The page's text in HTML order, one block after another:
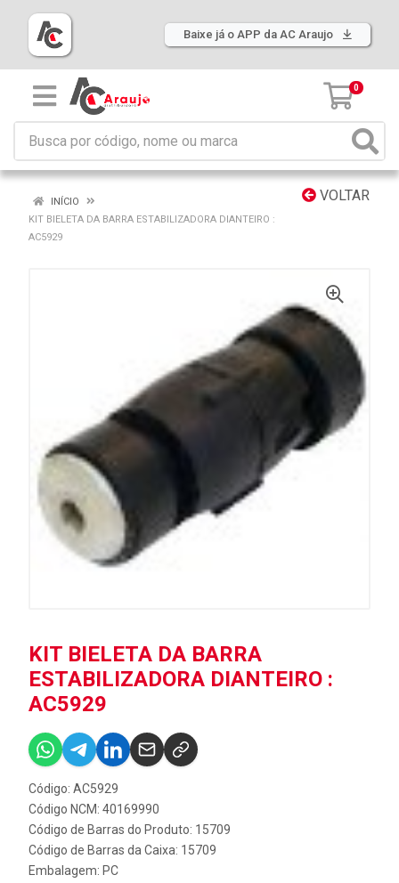
Baixe já o APP da AC Araujo
0
VOLTAR
INÍCIO
KIT BIELETA DA BARRA ESTABILIZADORA DIANTEIRO :
AC5929
KIT BIELETA DA BARRA
ESTABILIZADORA DIANTEIRO :
AC5929
Código: AC5929
Código NCM: 40169990
Código de Barras do Produto: 15709
Código de Barras da Caixa: 15709
Embalagem: PC